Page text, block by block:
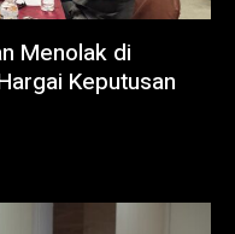
Menolak di
Keputusan